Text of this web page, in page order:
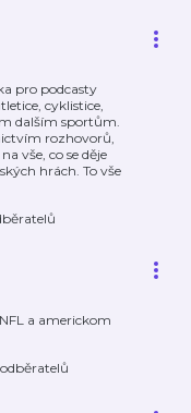
pro podcasty
cyklistice,
dalším sportům.
rozhovorů,
vše, co se děje
hrách. To vše
a americkom
odběratelů